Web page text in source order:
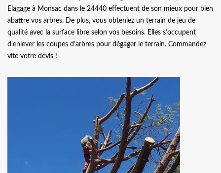
Elagage à Monsac dans le 24440 effectuent de son mieux pour bien
abattre vos arbres. De plus, vous obteniez un terrain de jeu de
qualité avec la surface libre selon vos besoins. Elles s’occupent
d’enlever les coupes d’arbres pour dégager le terrain. Commandez
vite votre devis !